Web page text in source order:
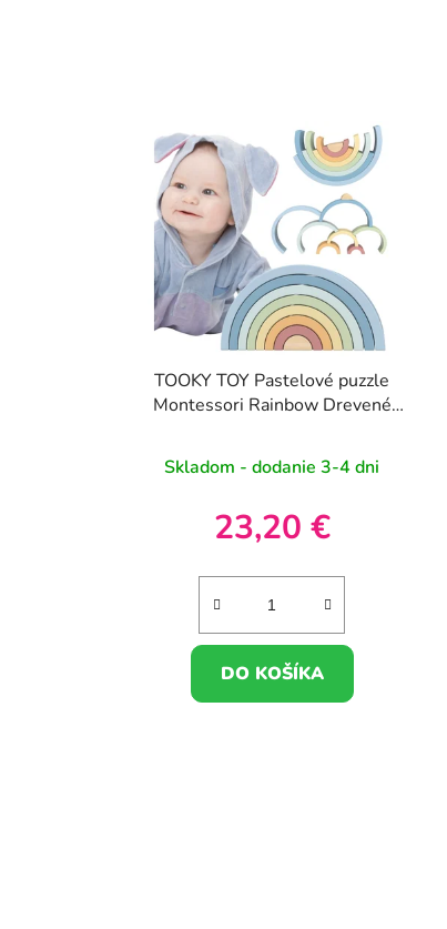
TOOKY TOY Pastelové puzzle
Montessori Rainbow Drevené
Skladom - dodanie 3-4 dni
23,20 €
DO KOŠÍKA